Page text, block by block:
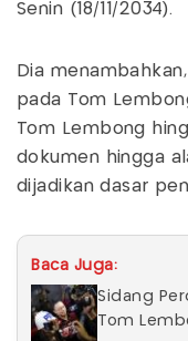
Senin (18/11/2034).
Dia
pada Tom
Tom Lembong
dokumen hingga
dijadikan dasar
Baca Juga:
Sidang
Tom